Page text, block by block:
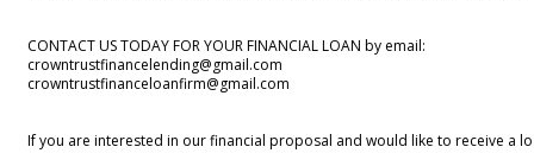
CONTACT US TODAY FOR YOUR FINANCIAL LOAN by email:
crowntrustfinancelending@gmail.com
crowntrustfinanceloanfirm@gmail.com
If you are interested in our financial proposal and would like to receive a